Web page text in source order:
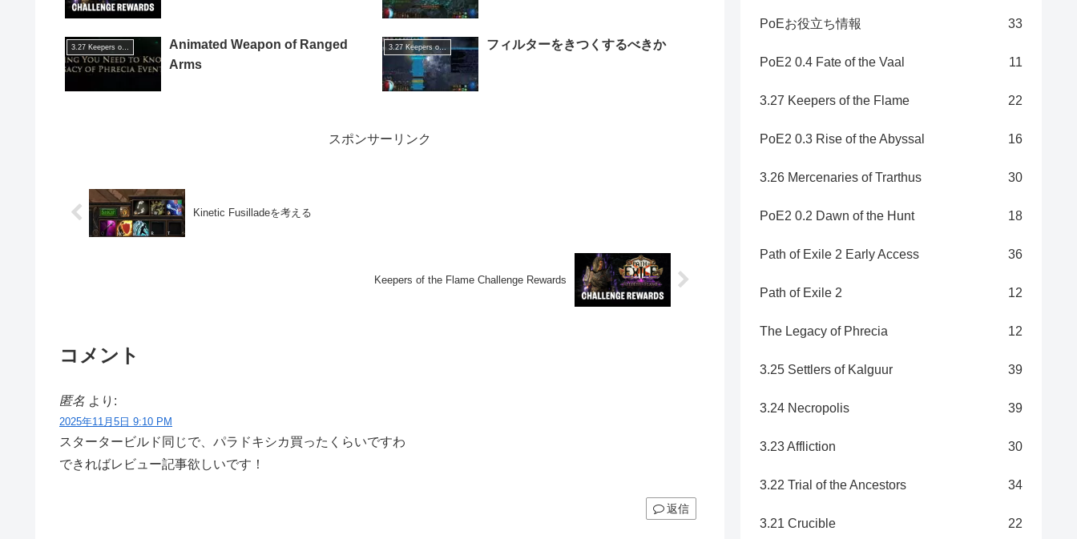
Animated Weapon of Ranged
Arms
3.27 Keepers of the Flame フィルターをきつくするべきか
スポンサーリンク
Kinetic Fusilladeを考える
Keepers of the Flame Challenge Rewards
コメント
匿名 より:
2025年11月5日 9:10 PM
スタータービルド同じで、パラドキシカ買ったくらいですわ
できればレビュー記事欲しいです！
返信
PoEお役立ち情報 33
PoE2 0.4 Fate of the Vaal 11
3.27 Keepers of the Flame 22
PoE2 0.3 Rise of the Abyssal 16
3.26 Mercenaries of Trarthus 30
PoE2 0.2 Dawn of the Hunt 18
Path of Exile 2 Early Access 36
Path of Exile 2 12
The Legacy of Phrecia 12
3.25 Settlers of Kalguur 39
3.24 Necropolis 39
3.23 Affliction 30
3.22 Trial of the Ancestors 34
3.21 Crucible 22